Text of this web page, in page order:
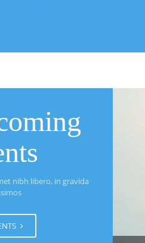
nibh libero, in gravida